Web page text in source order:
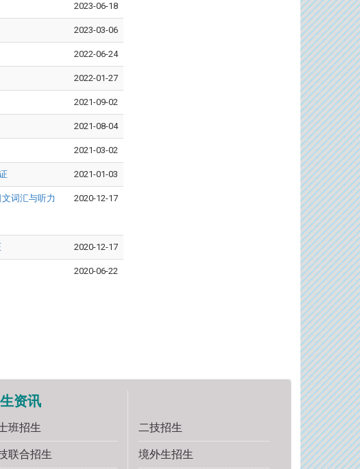
2023-06-18
2023-03-06
2022-06-24
2022-01-27
2021-09-02
2021-08-04
2021-03-02
2021-01-03
词汇与听力
2020-12-17
2020-12-17
2020-06-22
资讯
班招生
联合招生
二技招生
境外生招生